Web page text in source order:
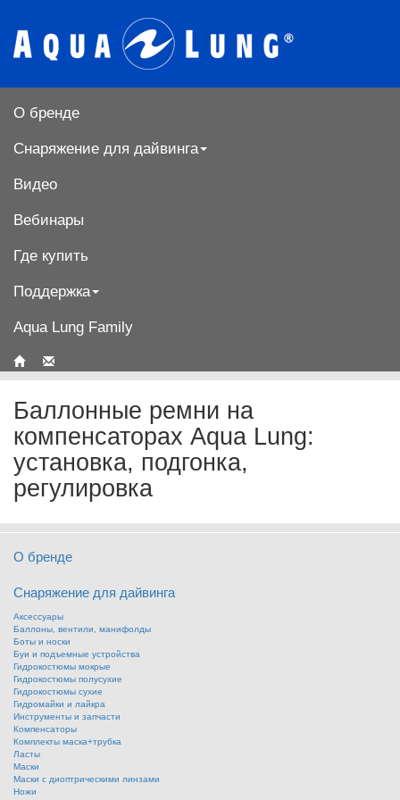
О бренде
Снаряжение для дайвинга
Видео
Вебинары
Где купить
Поддержка
Aqua Lung Family
Баллонные ремни на
компенсаторах Aqua Lung:
установка, подгонка,
регулировка
О бренде
Снаряжение для дайвинга
Аксессуары
Баллоны, вентили, манифолды
Боты и носки
Буи и подъемные устройства
Гидрокостюмы мокрые
Гидрокостюмы полусухие
Гидрокостюмы сухие
Гидромайки и лайкра
Инструменты и запчасти
Компенсаторы
Комплекты маска+трубка
Ласты
Маски
Маски с диоптрическими линзами
Ножи